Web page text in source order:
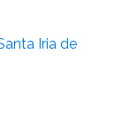
Iria de